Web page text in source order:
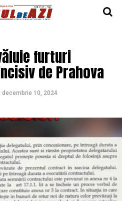
furturi
de Prahova
decembrie 10, 2024